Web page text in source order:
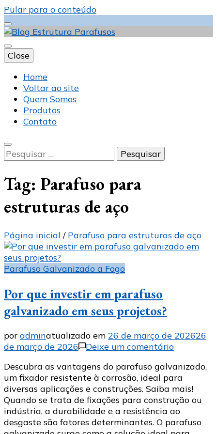
Pular para o conteúdo
Blog Estrutura
Parafusos
Close
Home
Voltar ao site
Quem Somos
Produtos
Contato
Pesquisar
por:
Tag: Parafuso para
estruturas de aço
Página inicial / Parafuso para estruturas de aço
Parafuso Galvanizado a Fogo
Por que investir em parafuso
galvanizado em seus projetos?
por adminatualizado em 26 de março de 202626
de março de 2026
Deixe um comentárioem
que
investir
em
parafuso
em
Descubra as vantagens do parafuso galvanizado,
um fixador resistente à corrosão, ideal para
diversas aplicações e construções. Saiba mais!
Quando se trata de fixações para construção ou
indústria, a durabilidade e a resistência ao
desgaste são fatores determinantes. O parafuso